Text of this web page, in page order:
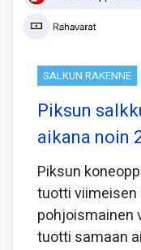
SALKUN RAKENNE
Piksun
aikana noin
Piksun
tuotti viimeisen
pohjoismainen
tuotti samaan